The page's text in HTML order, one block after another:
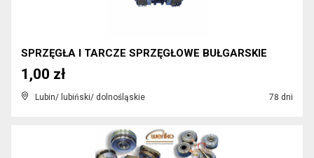
SPRZĘGŁA I TARCZE SPRZĘGŁOWE BUŁGARSKIE
Lubin/ lubiński/ dolnośląskie 78 dni
1,00 zł